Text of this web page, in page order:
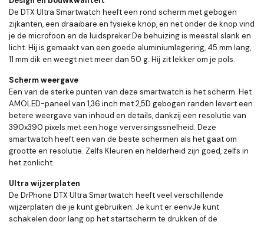
De DTX Ultra Smartwatch heeft een rond scherm met gebogen
zijkanten, een draaibare en fysieke knop, en net onder de knop vind
je de microfoon en de luidspreker.De behuizing is meestal slank en
licht. Hij is gemaakt van een goede aluminiumlegering, 45 mm lang,
11 mm dik en weegt niet meer dan 50 g. Hij zit lekker om je pols.
Scherm weergave
Een van de sterke punten van deze smartwatch is het scherm. Het
AMOLED-paneel van 1,36 inch met 2,5D gebogen randen levert een
betere weergave van inhoud en details, dankzij een resolutie van
390x390 pixels met een hoge verversingssnelheid. Deze
smartwatch heeft een van de beste schermen als het gaat om
grootte en resolutie. Zelfs Kleuren en helderheid zijn goed, zelfs in
het zonlicht.
Ultra wijzerplaten
De DrPhone DTX Ultra Smartwatch heeft veel verschillende
wijzerplaten die je kunt gebruiken. Je kunt er eenvJe kunt
schakelen door lang op het startscherm te drukken of de